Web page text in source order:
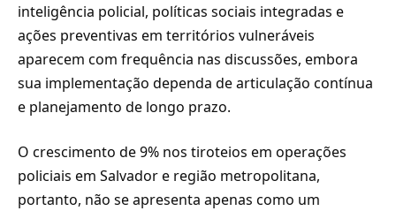
inteligência policial, políticas sociais integradas e
ações preventivas em territórios vulneráveis
aparecem com frequência nas discussões, embora
sua implementação dependa de articulação contínua
e planejamento de longo prazo.
O crescimento de 9% nos tiroteios em operações
policiais em Salvador e região metropolitana,
portanto, não se apresenta apenas como um